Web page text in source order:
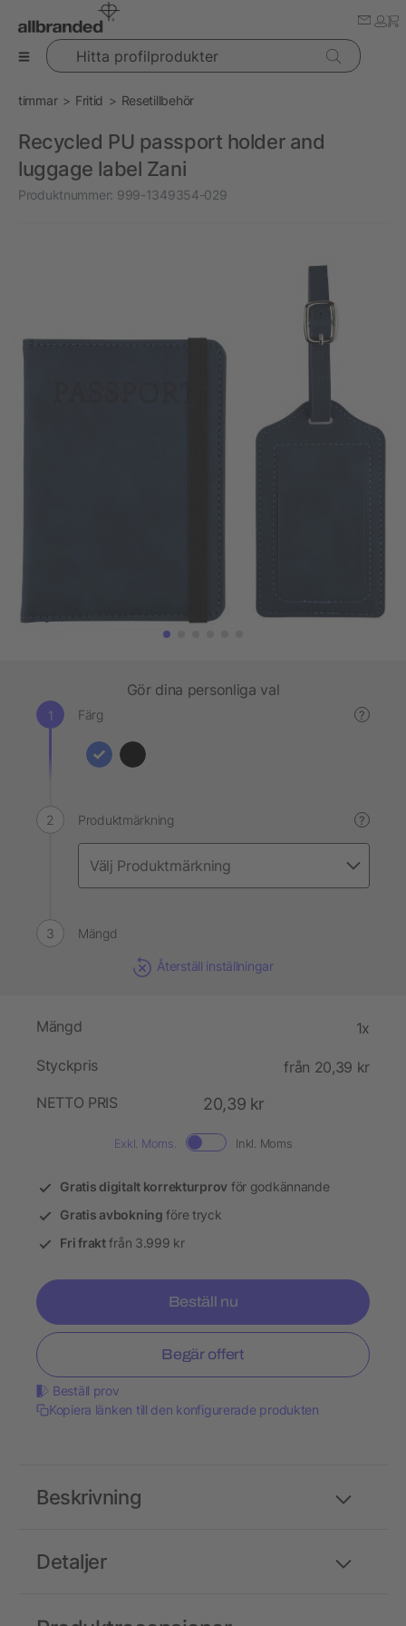
Hitta profilprodukter
timmar Fritid Resetillbehör
Recycled PU passport holder and
luggage label Zani
Produktnummer: 999-1349354-029
Gör dina personliga val
Färg ?
Produktmärkning ?
Mängd
Återställ inställningar
Mängd 1x
Styckpris
från 20,39 kr
NETTO PRIS
20,39 kr
Exkl. Moms. Inkl. Moms
Gratis digitalt korrekturprov för godkännande
Gratis avbokning före tryck
Fri fraktfrån 3.999 kr
Beställ nu
Begär offert
Beställ prov
Kopiera länken till den konfigurerade produkten
Detaljer
Beskrivning